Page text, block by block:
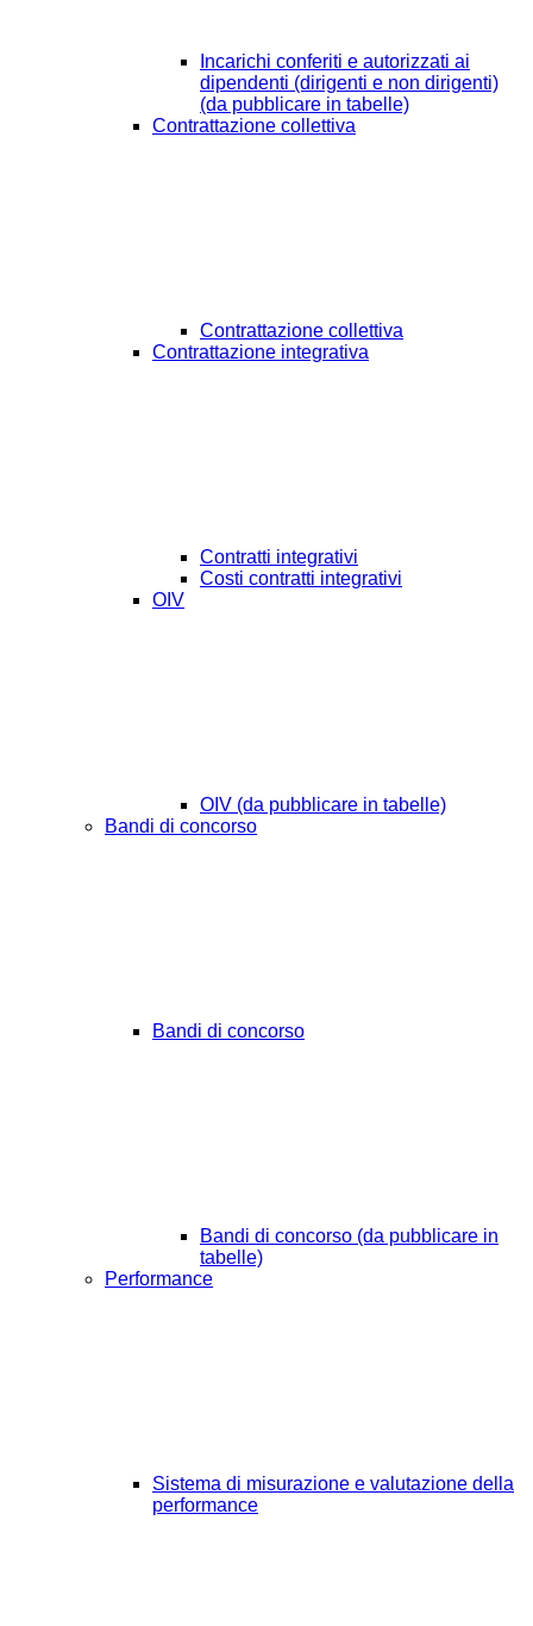
Incarichi conferiti e autorizzati ai
dipendenti (dirigenti e non dirigenti)
(da pubblicare in tabelle)
Contrattazione collettiva
Contrattazione collettiva
Contrattazione integrativa
Contratti integrativi
Costi contratti integrativi
OIV
OIV (da pubblicare in tabelle)
Bandi di concorso
Bandi di concorso
Bandi di concorso (da pubblicare in
tabelle)
Performance
Sistema di misurazione e valutazione della
performance